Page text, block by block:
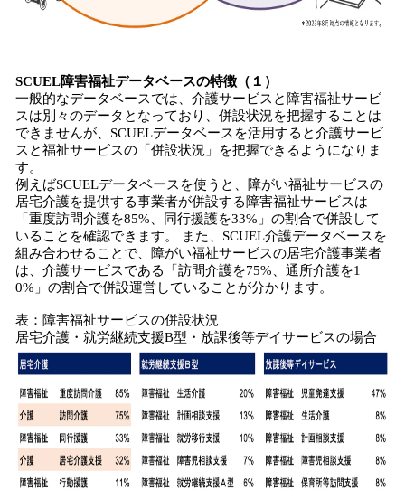
SCUEL障害福祉データベースの特徴（１）
一般的なデータベースでは、介護サービスと障害福祉サービ
スは別々のデータとなっており、併設状況を把握することは
できませんが、SCUELデータベースを活用すると介護サービ
スと福祉サービスの「併設状況」を把握できるようになりま
す。
例えばSCUELデータベースを使うと、障がい福祉サービスの
居宅介護を提供する事業者が併設する障害福祉サービスは
「重度訪問介護を85%、同行援護を33%」の割合で併設して
いることを確認できます。 また、SCUEL介護データベースを
組み合わせることで、障がい福祉サービスの居宅介護事業者
は、介護サービスである「訪問介護を75%、通所介護を1
0%」の割合で併設運営していることが分かります。
表：障害福祉サービスの併設状況
居宅介護・就労継続支援B型・放課後等デイサービスの場合